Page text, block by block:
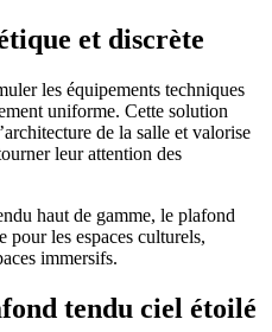
et discrète
les équipements techniques
uniforme. Cette solution
de la salle et valorise
leur attention des
haut de gamme, le plafond
pour les espaces culturels,
immersifs.
tendu ciel étoilé